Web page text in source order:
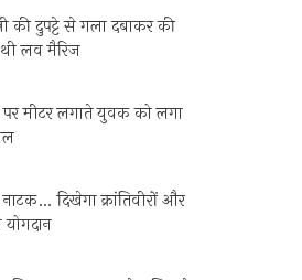
की दुपट्टे से गला दबाकर की
लव मैरिज
मीटर लगाते युवक को लगा
दिखेगा क्रांतिवीरों और
योगदान